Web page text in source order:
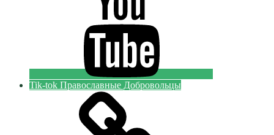
Tik-tok Православные Добровольцы